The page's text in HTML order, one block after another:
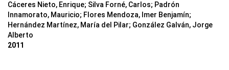
Cáceres Nieto, Enrique; Silva Forné, Carlos; Padrón
Innamorato, Mauricio; Flores Mendoza, Imer Benjamín;
Hernández Martínez, María del Pilar; González Galván, Jorge
Alberto
2011